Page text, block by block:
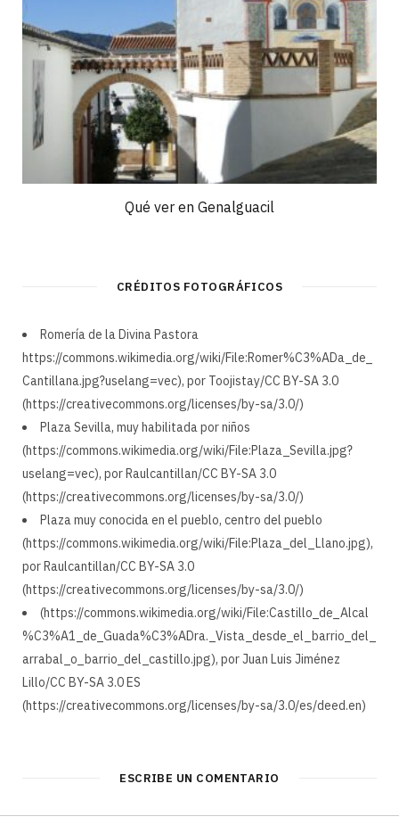
Qué ver en Genalguacil
CRÉDITOS FOTOGRÁFICOS
Romería de la Divina Pastora
https://commons.wikimedia.org/wiki/File:Romer%C3%ADa_de_
Cantillana.jpg?uselang=vec), por Toojistay/CC BY-SA 3.0
(https://creativecommons.org/licenses/by-sa/3.0/)
Plaza Sevilla, muy habilitada por niños
(https://commons.wikimedia.org/wiki/File:Plaza_Sevilla.jpg?
uselang=vec), por Raulcantillan/CC BY-SA 3.0
(https://creativecommons.org/licenses/by-sa/3.0/)
Plaza muy conocida en el pueblo, centro del pueblo
(https://commons.wikimedia.org/wiki/File:Plaza_del_Llano.jpg),
por Raulcantillan/CC BY-SA 3.0
(https://creativecommons.org/licenses/by-sa/3.0/)
(https://commons.wikimedia.org/wiki/File:Castillo_de_Alcal
%C3%A1_de_Guada%C3%ADra._Vista_desde_el_barrio_del_
arrabal_o_barrio_del_castillo.jpg), por Juan Luis Jiménez
Lillo/CC BY-SA 3.0 ES
(https://creativecommons.org/licenses/by-sa/3.0/es/deed.en)
ESCRIBE UN COMENTARIO